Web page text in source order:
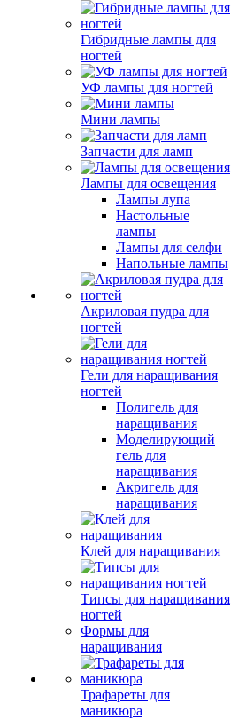
Гибридные лампы для
ногтей
УФ лампы для ногтей
Мини лампы
Запчасти для ламп
Лампы для освещения
Лампы лупа
Настольные
лампы
Лампы для селфи
Напольные лампы
Акриловая пудра для
ногтей
Гели для наращивания
ногтей
Полигель для
наращивания
Моделирующий
гель для
наращивания
Акригель для
наращивания
Клей для наращивания
Типсы для наращивания
ногтей
Формы для
наращивания
Трафареты для
маникюра